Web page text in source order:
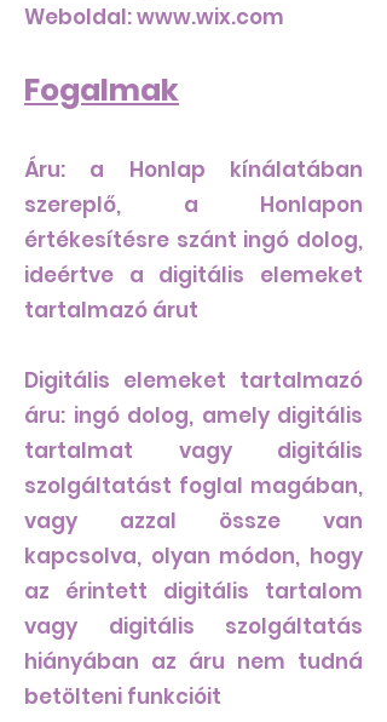
Weboldal:www.wix.com
Fogalmak
Áru: a Honlap kínálatában
szereplő, a Honlapon
értékesítésre szánt ingó dolog,
ideértve a digitális elemeket
tartalmazó árut
Digitális elemeket tartalmazó
áru: ingó dolog, amely digitális
tartalmat vagy digitális
szolgáltatást foglal magában,
vagy azzal össze van
kapcsolva, olyan módon, hogy
az érintett digitális tartalom
vagy digitális szolgáltatás
hiányában az áru nem tudná
betölteni funkcióit